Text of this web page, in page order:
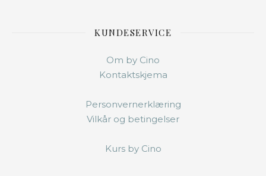
KUNDESERVICE
Om by Cino
Kontaktskjema
Personvernerklæring
Vilkår og betingelser
Kurs by Cino